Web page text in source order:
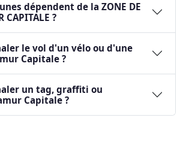
dépendent de la ZONE DE
CAPITALE ?
le vol d'un vélo ou d'une
Capitale ?
un tag, graffiti ou
Capitale ?